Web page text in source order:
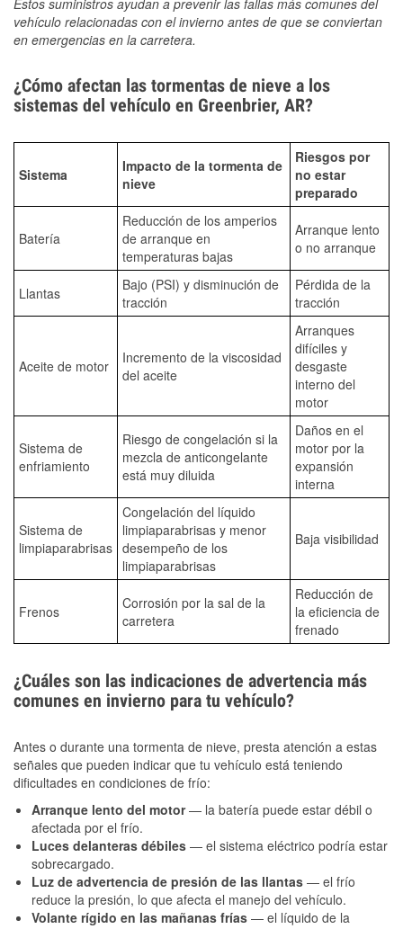
Estos suministros ayudan a prevenir las fallas más comunes del
vehículo relacionadas con el invierno antes de que se conviertan
en emergencias en la carretera.
¿Cómo afectan las tormentas de nieve a los
sistemas del vehículo en Greenbrier, AR?
Sistema
Impacto de la tormenta de
nieve
Riesgos por
no estar
preparado
Batería
Reducción de los amperios
de arranque en
temperaturas bajas
Arranque lento
o no arranque
Llantas
Bajo (PSI) y disminución de
tracción
Pérdida de la
tracción
Aceite de motor
Incremento de la viscosidad
del aceite
Arranques
difíciles y
desgaste
interno del
motor
Sistema de
enfriamiento
Riesgo de congelación si la
mezcla de anticongelante
está muy diluida
Daños en el
motor por la
expansión
interna
Sistema de
limpiaparabrisas
Congelación del líquido
limpiaparabrisas y menor
desempeño de los
limpiaparabrisas
Baja visibilidad
Frenos
Corrosión por la sal de la
carretera
Reducción de
la eficiencia de
frenado
¿Cuáles son las indicaciones de advertencia más
comunes en invierno para tu vehículo?
Antes o durante una tormenta de nieve, presta atención a estas
señales que pueden indicar que tu vehículo está teniendo
dificultades en condiciones de frío:
Arranque lento del motor— la batería puede estar débil o
afectada por el frío.
Luces delanteras débiles — el sistema eléctrico podría estar
sobrecargado.
Luz de advertencia de presión de las llantas — el frío
reduce la presión, lo que afecta el manejo del vehículo.
Volante rígido en las mañanas frías — el líquido de la